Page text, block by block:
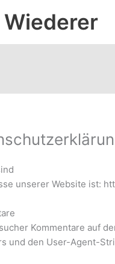
Wiederer
unserer Website ist:
Kommentare auf
und den User-Agent-